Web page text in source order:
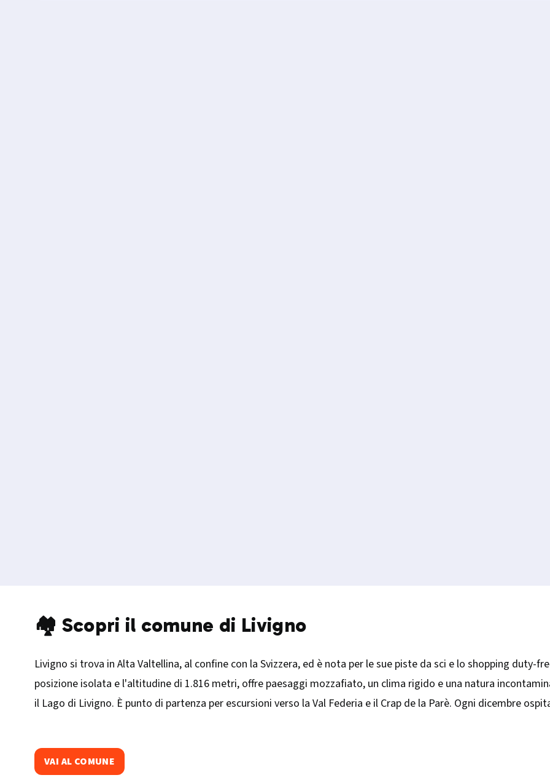
🏘️ Scopri il comune di Livigno
Livigno si trova in Alta Valtellina, al confine con la Svizzera, ed è nota per le sue piste da sci e lo shopping duty-
posizione isolata e l'altitudine di 1.816 metri, offre paesaggi mozzafiato, un clima rigido e una natura
il Lago di Livigno. È punto di partenza per escursioni verso la Val Federia e il Crap de la Parè. Ogni dicembre
VAI AL COMUNE